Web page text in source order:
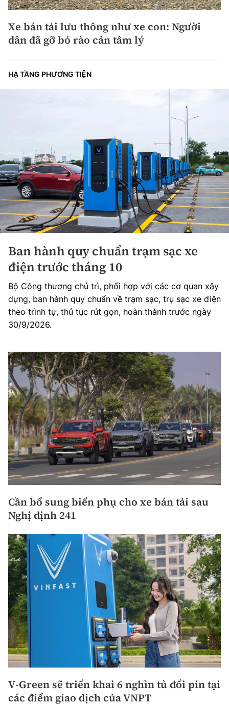
Xe bán tải lưu thông như xe con: Người
dân đã gỡ bỏ rào cản tâm lý
HẠ TẦNG PHƯƠNG TIỆN
Ban hành quy chuẩn trạm sạc xe
điện trước tháng 10
Bộ Công thương chủ trì, phối hợp với các cơ quan xây
dựng, ban hành quy chuẩn về trạm sạc, trụ sạc xe điện
theo trình tự, thủ tục rút gọn, hoàn thành trước ngày
30/9/2026.
Cần bổ sung biển phụ cho xe bán tải sau
Nghị định 241
V-Green sẽ triển khai 6 nghìn tủ đổi pin tại
các điểm giao dịch của VNPT